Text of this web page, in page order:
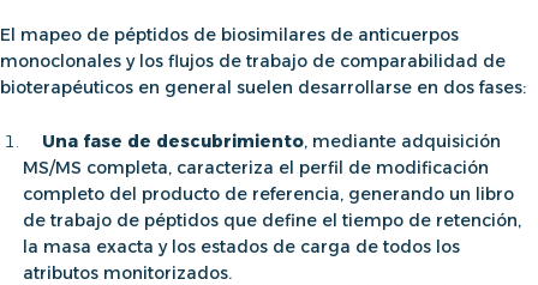
El mapeo de péptidos de biosimilares de anticuerpos
monoclonales y los flujos de trabajo de comparabilidad de
bioterapéuticos en general suelen desarrollarse en dos fases:
Una fase de descubrimiento, mediante adquisición
MS/MS completa, caracteriza el perfil de modificación
completo del producto de referencia, generando un libro
de trabajo de péptidos que define el tiempo de retención,
la masa exacta y los estados de carga de todos los
atributos monitorizados.